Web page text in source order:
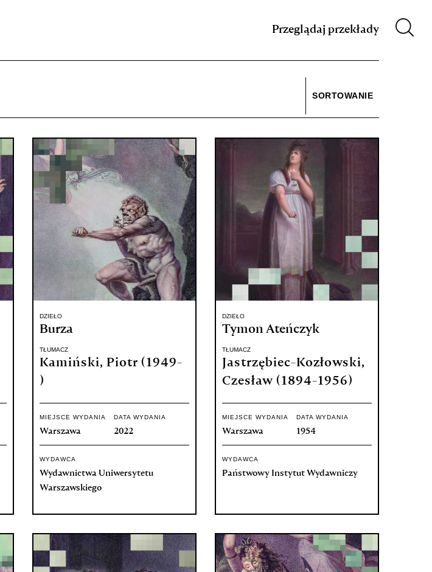
Przeglądaj przekłady
SORTOWANIE
DZIEŁO
Burza
TŁUMACZ
Kamiński, Piotr (1949-
)
MIEJSCE WYDANIA
Warszawa
DATA WYDANIA
2022
WYDAWCA
Wydawnictwa Uniwersytetu
Warszawskiego
DZIEŁO
Tymon Ateńczyk
TŁUMACZ
Jastrzębiec-Kozłowski,
Czesław (1894-1956)
MIEJSCE WYDANIA
Warszawa
DATA WYDANIA
1954
WYDAWCA
Państwowy Instytut Wydawniczy